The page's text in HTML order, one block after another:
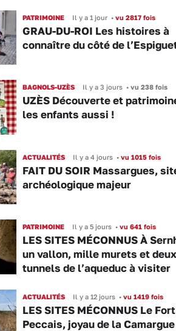
PATRIMOINE Il y a 1 jour •vu 2817 fois
GRAU-DU-ROI Les histoires à
connaître du côté de
BAGNOLS-UZÈS Il y a 3 jours •vu 238 fois
UZÈS Découverte et
les enfants aussi !
ACTUALITÉS Il y a 4 jours •vu 1015 fois
FAIT DU SOIR Massargues,
archéologique majeur
PATRIMOINE Il y a 5 jours •vu 641 fois
LES SITES MÉCONNUS À
un vallon, mille murets et deux
tunnels de l’aqueduc à visiter
ACTUALITÉS Il y a 12 jours •vu 1419 fois
LES SITES MÉCONNUS Le
Peccais, joyau de la Camargue